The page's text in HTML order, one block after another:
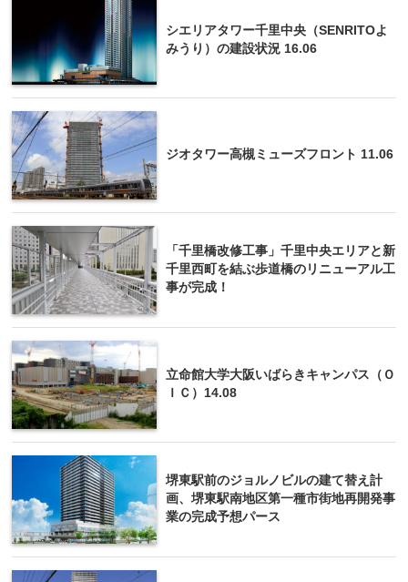
シエリアタワー千里中央（SENRITOよ
みうり）の建設状況 16.06
ジオタワー高槻ミューズフロント 11.06
「千里橋改修工事」千里中央エリアと新
千里西町を結ぶ歩道橋のリニューアル工
事が完成！
立命館大学大阪いばらきキャンパス（Ｏ
ＩＣ）14.08
堺東駅前のジョルノビルの建て替え計
画、堺東駅南地区第一種市街地再開発事
業の完成予想パース